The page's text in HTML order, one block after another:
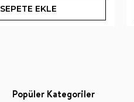
SEPETE EKLE
Popüler Kategoriler